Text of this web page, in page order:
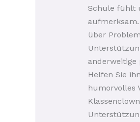
Schule fühlt
über
anderweitige
Helfen Sie
humorvolles